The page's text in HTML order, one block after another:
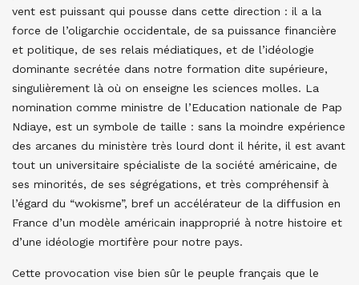
vent est puissant qui pousse dans cette direction : il a la
force de l’oligarchie occidentale, de sa puissance financière
et politique, de ses relais médiatiques, et de l’idéologie
dominante secrétée dans notre formation dite supérieure,
singulièrement là où on enseigne les sciences molles. La
nomination comme ministre de l’Education nationale de Pap
Ndiaye, est un symbole de taille : sans la moindre expérience
des arcanes du ministère très lourd dont il hérite, il est avant
tout un universitaire spécialiste de la société américaine, de
ses minorités, de ses ségrégations, et très compréhensif à
l’égard du “wokisme”, bref un accélérateur de la diffusion en
France d’un modèle américain inapproprié à notre histoire et
d’une idéologie mortifère pour notre pays.
Cette provocation vise bien sûr le peuple français que le